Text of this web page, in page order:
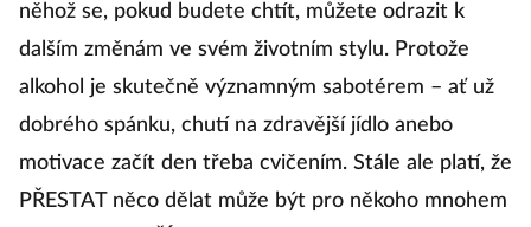
něhož se, pokud budete chtít, můžete odrazit k
dalším změnám ve svém životním stylu. Protože
alkohol je skutečně významným sabotérem – ať už
dobrého spánku, chutí na zdravější jídlo anebo
motivace začít den třeba cvičením. Stále ale platí, že
PŘESTAT něco dělat může být pro někoho mnohem